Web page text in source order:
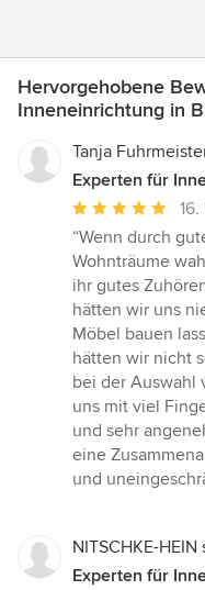
Hervorgehobene
Inneneinrichtung in
Tanja
Experten für
Durchschnittliche
Bewertung:
5
von
5
Sternen
“Wenn durch
Wohnträume
ihr gutes
hätten wir uns
Möbel bauen
hätten wir nicht
bei der Auswahl
uns mit viel
und sehr
eine
und
NITSCHKE-
Experten für